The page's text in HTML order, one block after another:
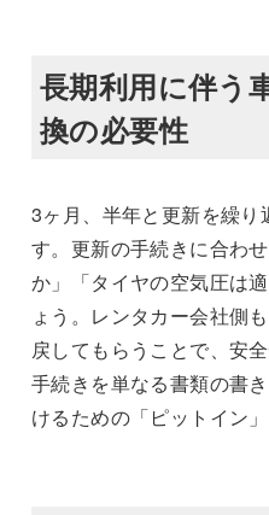
長期利用に伴う
換の必要性
3ヶ月、半年と更新を繰り
す。更新の手続きに合わ
か」「タイヤの空気圧は
ょう。レンタカー会社側
戻してもらうことで、安
手続きを単なる書類の書
けるための「ピットイン